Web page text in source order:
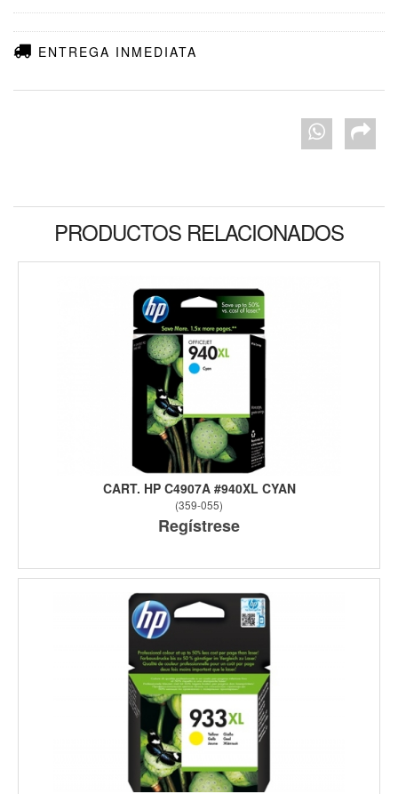
ENTREGA INMEDIATA
PRODUCTOS RELACIONADOS
CART. HP C4907A #940XL CYAN
(359-055)
Regístrese